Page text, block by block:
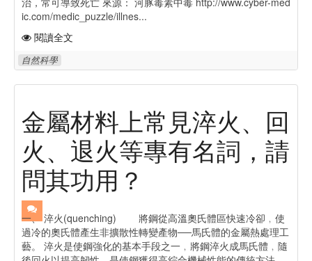
ic.com/medic_puzzle/illnes...
閱讀全文
自然科學
金屬材料上常見淬火、回
火、退火等專有名詞，請
問其功用？
一、 淬火(quenching) 將鋼從高溫奧氏體區快速冷卻﹐使
過冷的奧氏體產生非擴散性轉變產物──馬氏體的金屬熱處理工
藝。 淬火是使鋼強化的基本手段之一﹐將鋼淬火成馬氏體﹐隨